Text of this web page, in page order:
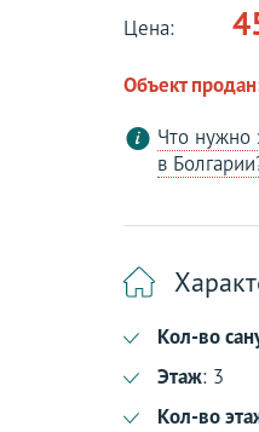
Цена:
Объект
Что нужно
в
Кол-во
Этаж: 3
Кол-во